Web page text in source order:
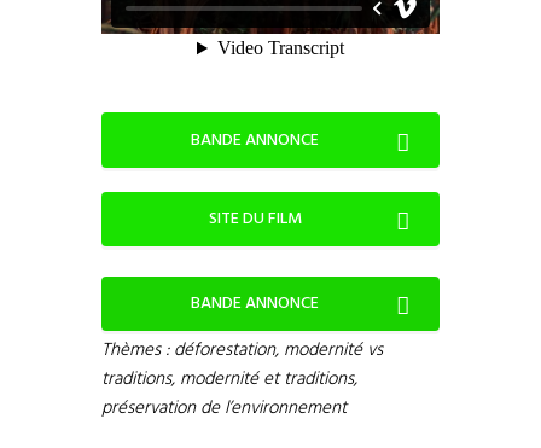
BANDE ANNONCE
SITE DU FILM
BANDE ANNONCE
Thèmes : déforestation, modernité vs
traditions, modernité et traditions,
préservation de l’environnement